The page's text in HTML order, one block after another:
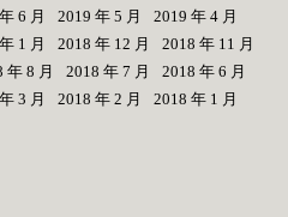
6 月 2019 年 5 月
2019 年 4 月
1 月 2018 年 12 月
2018 年 11 月
年 8 月 2018 年 7 月
2018 年 6 月
3 月 2018 年 2 月
2018 年 1 月